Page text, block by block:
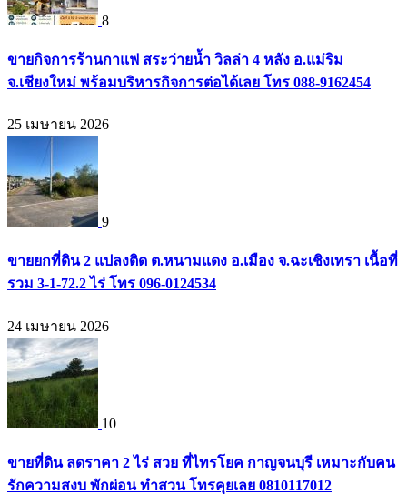
8
ขายกิจการร้านกาแฟ สระว่ายน้ำ วิลล่า 4 หลัง อ.แม่ริม
จ.เชียงใหม่ พร้อมบริหารกิจการต่อได้เลย โทร 088-9162454
25 เมษายน 2026
9
ขายยกที่ดิน 2 แปลงติด ต.หนามแดง อ.เมือง จ.ฉะเชิงเทรา เนื้อที่
รวม 3-1-72.2 ไร่ โทร 096-0124534
24 เมษายน 2026
10
ขายที่ดิน ลดราคา 2 ไร่ สวย ที่ไทรโยค กาญจนบุรี เหมาะกับคน
รักความสงบ พักผ่อน ทำสวน โทรคุยเลย 0810117012